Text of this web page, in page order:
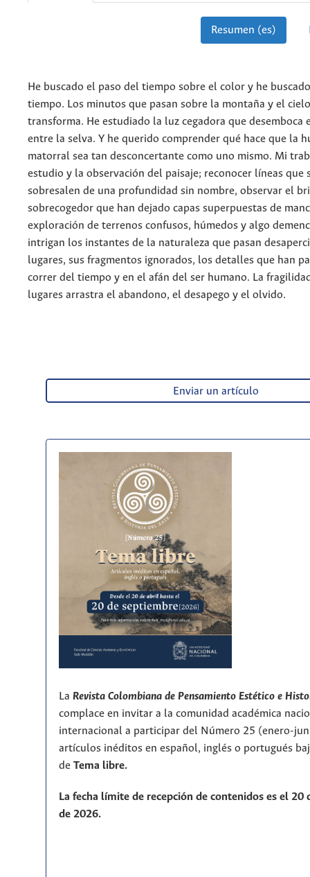
Resumen (es)
He buscado el paso del tiempo sobre el color y he
tiempo. Los minutos que pasan sobre la montaña y el
transforma. He estudiado la luz cegadora que desemboca
entre la selva. Y he querido comprender qué hace que la
matorral sea tan desconcertante como uno mismo. Mi
estudio y la observación del paisaje; reconocer líneas que
sobresalen de una profundidad sin nombre, observar el
sobrecogedor que han dejado capas superpuestas de
exploración de terrenos confusos, húmedos y algo
intrigan los instantes de la naturaleza que pasan
lugares, sus fragmentos ignorados, los detalles que han
correr del tiempo y en el afán del ser humano. La
lugares arrastra el abandono, el desapego y el olvido.
Enviar un artículo
La Revista Colombiana de Pensamiento Estético e
complace en invitar a la comunidad académica
internacional a participar del Número 25 (enero-
artículos inéditos en español, inglés o portugués
de Tema libre.
La fecha límite de recepción de contenidos es el 20
de 2026.